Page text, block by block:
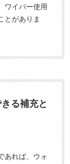
ワイパー使用
とがありま
る補充と
あれば、ウォ